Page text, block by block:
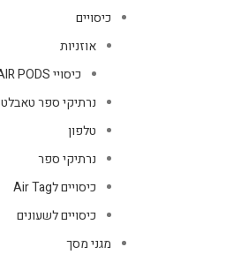
כיסויים
אוזניות
כיסויי AIR PODS
נרתיקי ספר טאבלט
טלפון
נרתיקי ספר
כיסויים לAir Tag
כיסויים לשעונים
מגני מסך